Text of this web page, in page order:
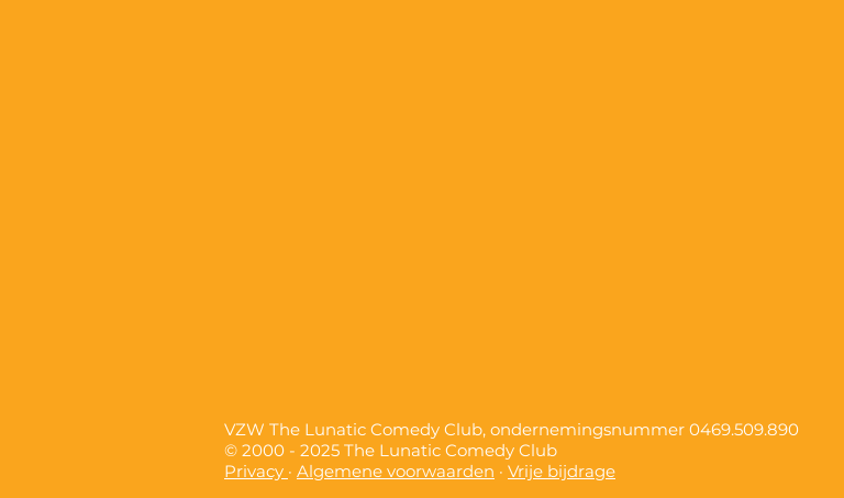
VZW The Lunatic Comedy Club, ondernemingsnummer 0469.509.890
© 2000 - 2025 The Lunatic Comedy Club
Privacy · Algemene voorwaarden · Vrije bijdrage